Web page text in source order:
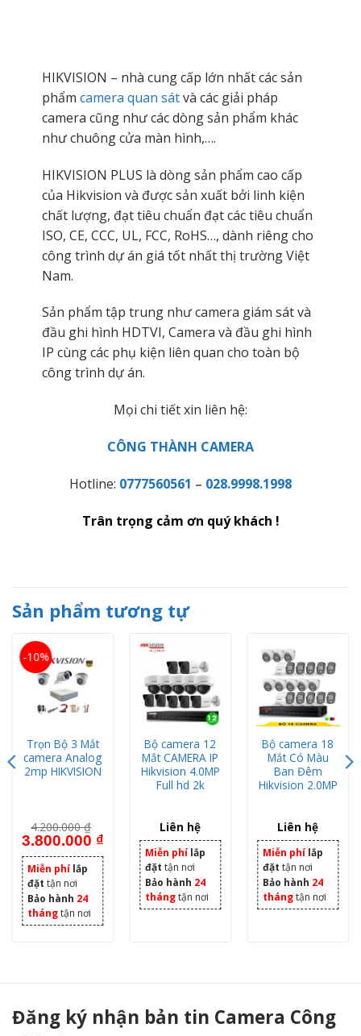
HIKVISION – nhà cung cấp lớn nhất các sản
phẩm camera quan sátvà các giải pháp
camera cũng như các dòng sản phẩm khác
như chuông cửa màn hình,….
HIKVISION PLUS là dòng sản phẩm cao cấp
của Hikvision và được sản xuất bởi linh kiện
chất lượng, đạt tiêu chuẩn đạt các tiêu chuẩn
ISO, CE, CCC, UL, FCC, RoHS…, dành riêng cho
công trình dự án giá tốt nhất thị trường Việt
Nam.
Sản phẩm tập trung như camera giám sát và
đầu ghi hình HDTVI, Camera và đầu ghi hình
IP cùng các phụ kiện liên quan cho toàn bộ
công trình dự án.
Mọi chi tiết xin liên hệ:
CÔNG THÀNH CAMERA
Hotline: 0777560561 – 028.9998.1998
Trân trọng cảm ơn quý khách !
Sản phẩm tương tự
-10%
Trọn Bộ 3 Mắt
camera Analog
2mp HIKVISION
4.200.000₫
Giá gốc là: 4.200.000 ₫.
3.800.000 ₫Giá hiện tại là: 3.800.000 ₫.
Miễn phí lắp
đặt tận nơi
Bảo hành 24
thángtận nơi
Bộ camera 12
Mắt CAMERA IP
Hikvision 4.0MP
Full hd 2k
Liên hệ
Miễn phí lắp
đặt tận nơi
Bảo hành 24
thángtận nơi
Bộ camera 18
Mắt Có Màu
Ban Đêm
Hikvision 2.0MP
Liên hệ
Miễn phí lắp
đặt tận nơi
Bảo hành 24
thángtận nơi
Đăng ký nhận bản tin Camera Công